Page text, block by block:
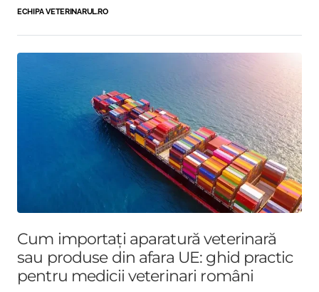
ECHIPA VETERINARUL.RO
Cum importați aparatură veterinară
sau produse din afara UE: ghid practic
pentru medicii veterinari români